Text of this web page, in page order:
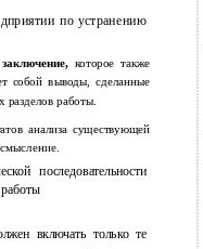
по устранению
заключение, которое также
собой выводы, сделанные
разделов работы.
анализа существующей
последовательности
работы
включать только те